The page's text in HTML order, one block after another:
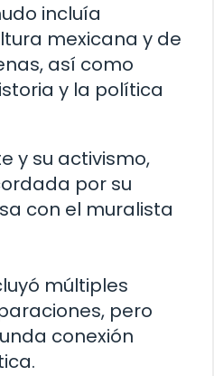
incluía
mexicana y de
así como
y la política
y su activismo,
por su
con el muralista
múltiples
pero
conexión